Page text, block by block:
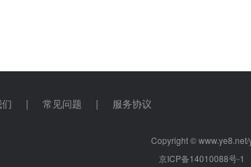
| 常见问题 | 服务协议
Copyright ©
京ICP备14010088号-1